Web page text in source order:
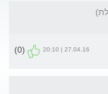
27.04.16 | 20:10
(0)